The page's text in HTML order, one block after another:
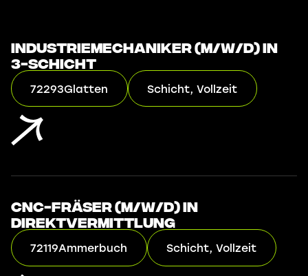
Industriemechaniker (m/w/d) in
3-Schicht
72293Glatten Schicht, Vollzeit
CNC-Fräser (m/w/d) in
Direktvermittlung
72119Ammerbuch Schicht, Vollzeit